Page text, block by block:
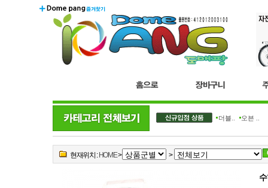
더블.. 오븐 ..
현재위치 : HOME> >